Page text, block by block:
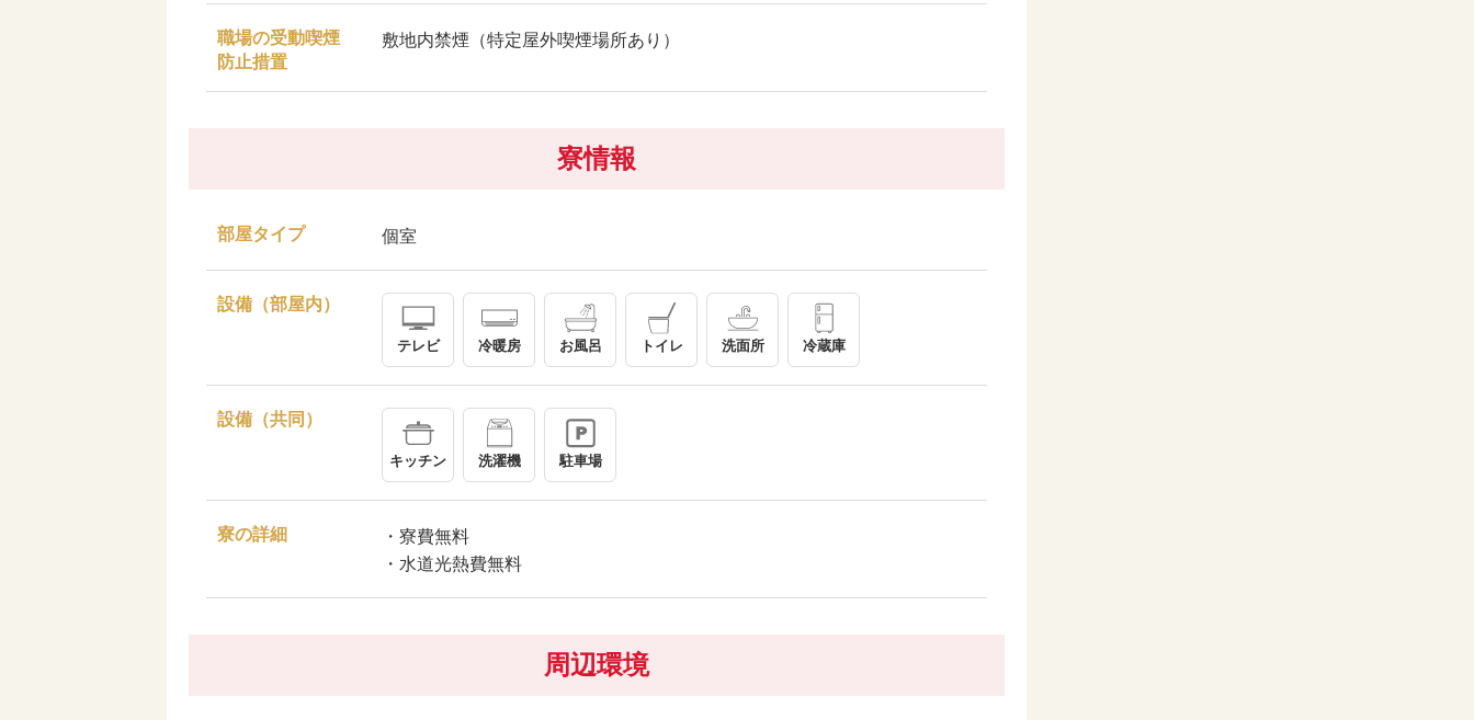
職場の受動喫煙
防止措置
敷地内禁煙（特定屋外喫煙場所あり）
寮情報
部屋タイプ 個室
設備（部屋内）
テレビ 冷暖房 お風呂 トイレ 洗面所 冷蔵庫
設備（共同）
キッチン 洗濯機 駐車場
寮の詳細
・寮費無料
・水道光熱費無料
周辺環境